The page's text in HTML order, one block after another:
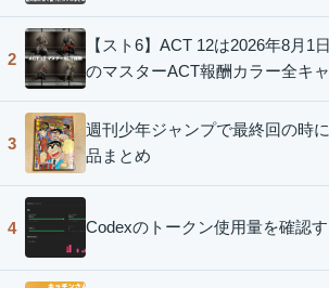
2
【スト6】ACT 12は2026年8月1
のマスターACT報酬カラー全キ
3
週刊少年ジャンプで最終回の時
品まとめ
4 Codexのトークン使用量を確認